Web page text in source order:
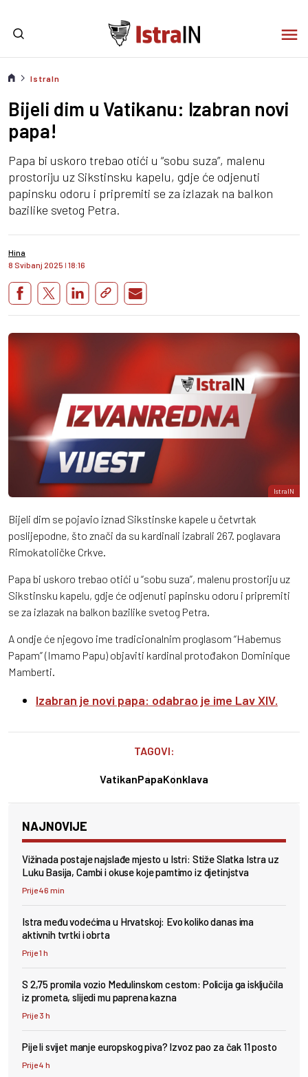
IstraIn
Bijeli dim u Vatikanu: Izabran novi
papa!
Papa bi uskoro trebao otići u “sobu suza”, malenu
prostoriju uz Sikstinsku kapelu, gdje će odjenuti
papinsku odoru i pripremiti se za izlazak na balkon
bazilike svetog Petra.
Hina
8 Svibanj 2025 I 18:16
IstraIN
Bijeli dim se pojavio iznad Sikstinske kapele u četvrtak
poslijepodne, što znači da su kardinali izabrali 267. poglavara
Rimokatoličke Crkve.
Papa bi uskoro trebao otići u “sobu suza”, malenu prostoriju uz
Sikstinsku kapelu, gdje će odjenuti papinsku odoru i pripremiti
se za izlazak na balkon bazilike svetog Petra.
A ondje će njegovo ime tradicionalnim proglasom “Habemus
Papam” (Imamo Papu) objaviti kardinal protođakon Dominique
Mamberti.
Izabran je novi papa: odabrao je ime Lav XIV.
TAGOVI:
VatikanPapaKonklava
NAJNOVIJE
Vižinada postaje najslađe mjesto u Istri: Stiže Slatka Istra uz
Luku Basija, Cambi i okuse koje pamtimo iz djetinjstva
Prije 46 min
Istra među vodećima u Hrvatskoj: Evo koliko danas ima
aktivnih tvrtki i obrta
Prije 1 h
S 2,75 promila vozio Medulinskom cestom: Policija ga isključila
iz prometa, slijedi mu paprena kazna
Prije 3 h
Pije li svijet manje europskog piva? Izvoz pao za čak 11 posto
Prije 4 h